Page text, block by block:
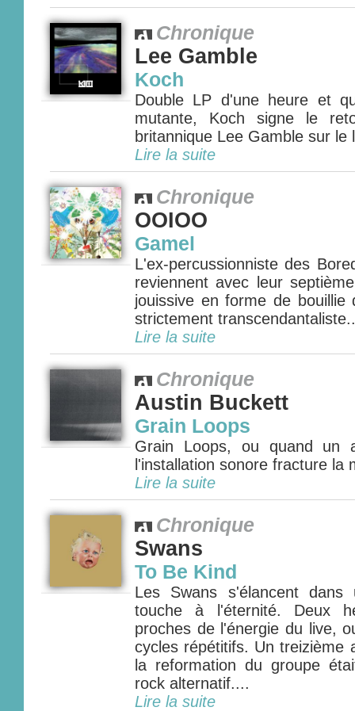
Chronique
Lee Gamble
Koch
Double LP d'une heure et
mutante, Koch signe le
britannique Lee Gamble sur le
Lire la suite
Chronique
OOIOO
Gamel
L'ex-percussionniste des
reviennent avec leur
jouissive en forme de bouillie
strictement
Lire la suite
Chronique
Austin Buckett
Grain Loops
Grain Loops, ou quand un
l'installation sonore fracture la
Lire la suite
Chronique
Swans
To Be Kind
Les Swans s'élancent dans
touche à l'éternité. Deux
proches de l'énergie du live,
cycles répétitifs. Un treizième
la reformation du groupe
rock alternatif....
Lire la suite